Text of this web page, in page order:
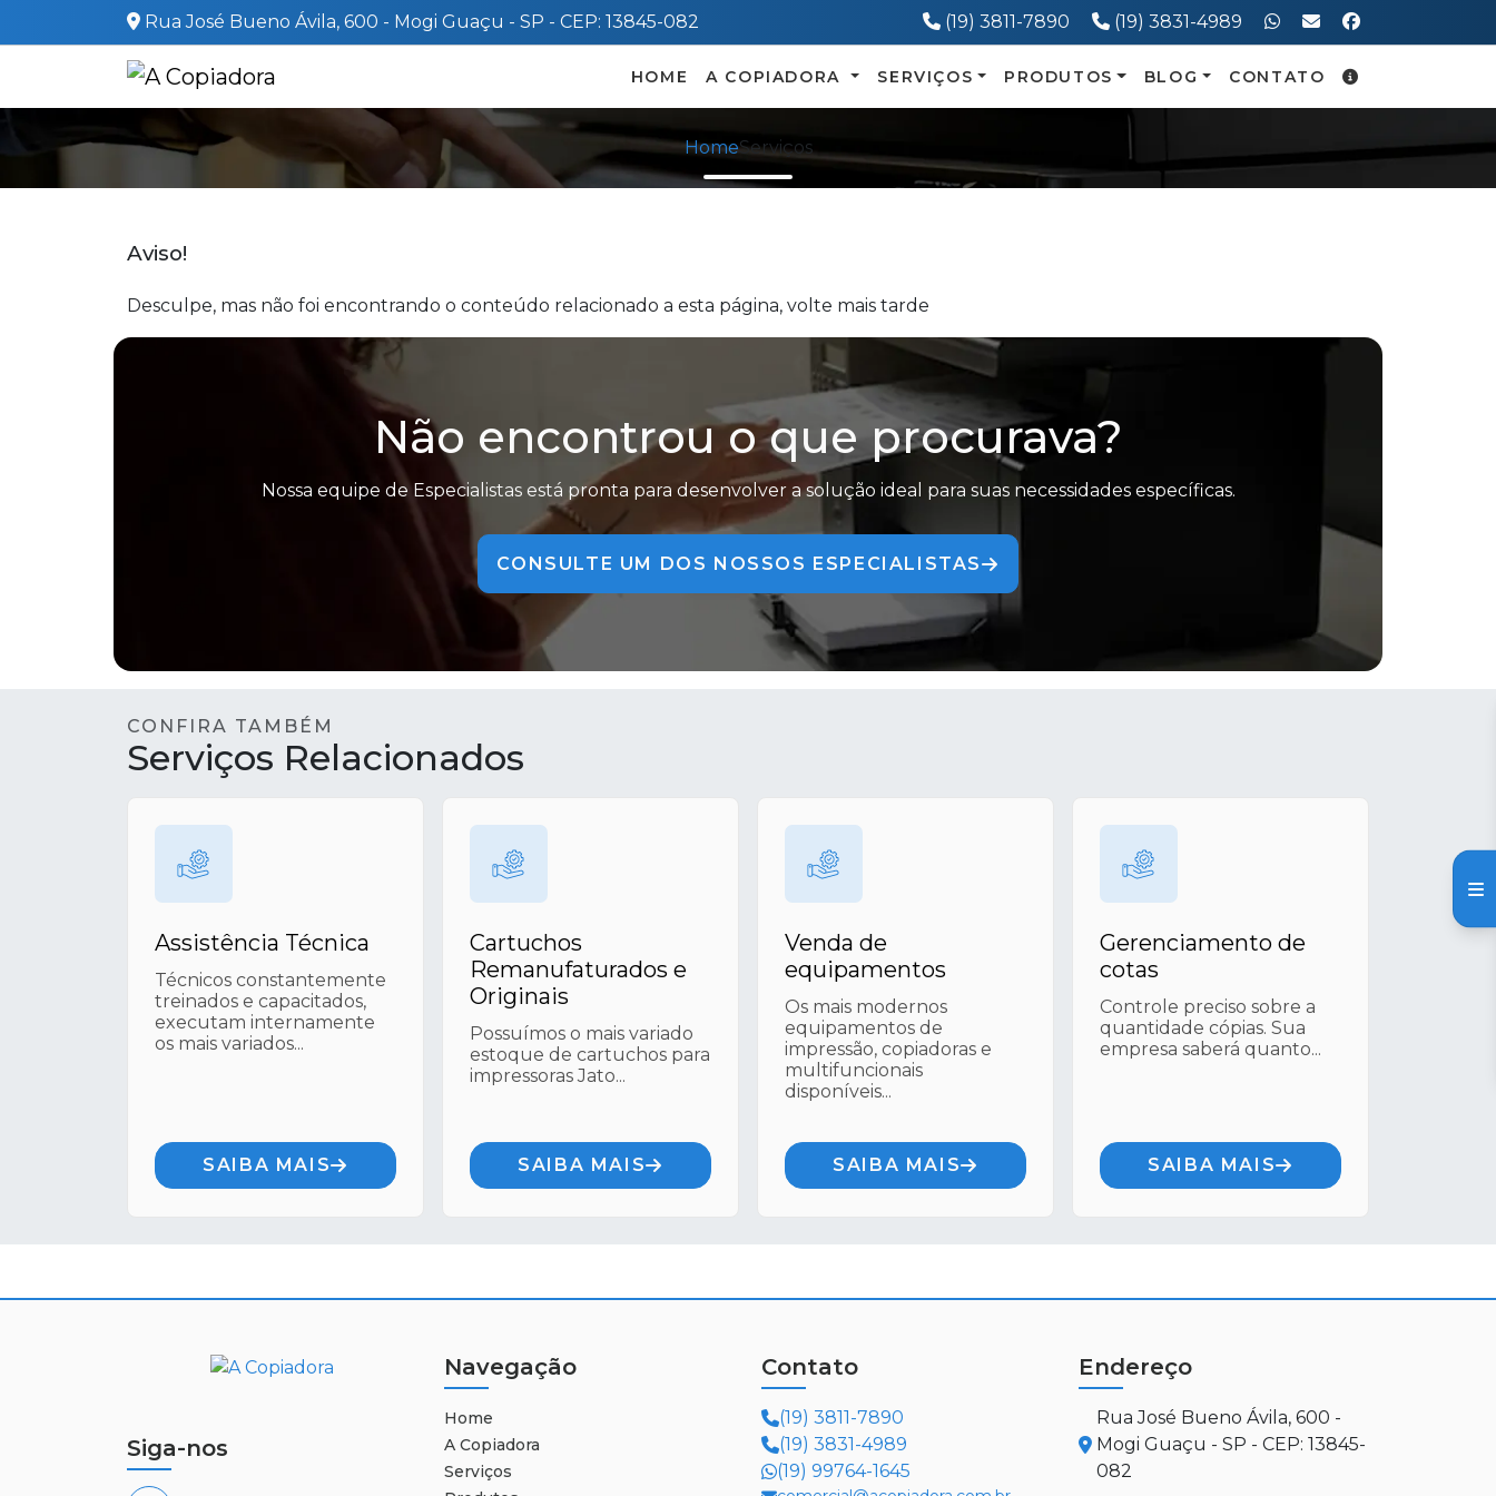
Rua José Bueno Ávila, 600 - Mogi Guaçu - SP - CEP: 13845-082 Telefone:
(19) 3811-7890 Telefone:
(19) 3831-4989
HOME A COPIADORA SERVIÇOS PRODUTOS BLOG CONTATO
HomeServiços
Aviso!
Desculpe, mas não foi encontrando o conteúdo relacionado a esta página, volte mais tarde
Não encontrou o que procurava?
Nossa equipe de Especialistas está pronta para desenvolver a solução ideal para suas necessidades específicas.
CONSULTE UM DOS NOSSOS ESPECIALISTAS
CONFIRA TAMBÉM
Serviços Relacionados
Assistência Técnica
Técnicos constantemente
treinados e capacitados,
executam internamente
os mais variados...
SAIBA MAIS
Cartuchos
Remanufaturados e
Originais
Possuímos o mais variado
estoque de cartuchos para
impressoras Jato...
SAIBA MAIS
Venda de
equipamentos
Os mais modernos
equipamentos de
impressão, copiadoras e
multifuncionais
disponíveis...
SAIBA MAIS
Gerenciamento de
cotas
Controle preciso sobre a
quantidade cópias. Sua
empresa saberá quanto...
SAIBA MAIS
Siga-nos
Navegação
Home
A Copiadora
Serviços
Contato
(19) 3811-7890
(19) 3831-4989
(19) 99764-1645
Endereço
Rua José Bueno Ávila, 600 -
Mogi Guaçu - SP - CEP: 13845-
082